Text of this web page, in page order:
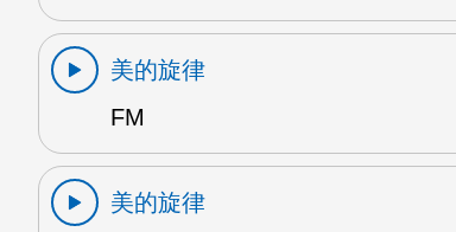
美的旋律
FM
美的旋律